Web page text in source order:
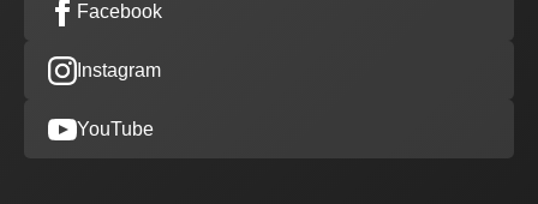
Facebook
Instagram
YouTube